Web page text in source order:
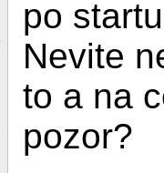
po
Nevite
to a na
pozor?